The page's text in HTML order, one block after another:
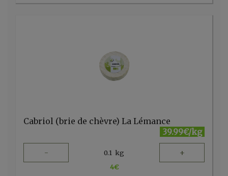
Cabriol (brie de chèvre) La Lémance
39.99€/kg
- 0.1 kg +
4€